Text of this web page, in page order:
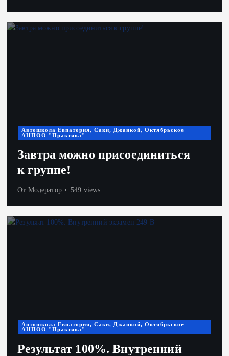
Автошкола Евпатория, Саки, Джанкой, Октябрьское
АНПОО "Практика"
Завтра можно присоединиться
к группе!
От Модератор 549 views
Автошкола Евпатория, Саки, Джанкой, Октябрьское
АНПОО "Практика"
Результат 100%. Внутренний